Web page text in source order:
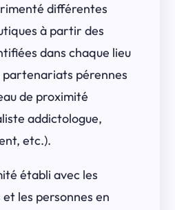
différentes
à partir des
dans chaque lieu
partenariats pérennes
de proximité
addictologue,
etc.).
établi avec les
les personnes en